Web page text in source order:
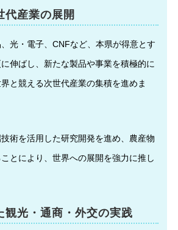
代産業の展開
、光・電子、CNFなど、本県が得意とす
伸ばし、新たな製品や事業を積極的に
と競える次世代産業の集積を進めま
技術を活用した研究開発を進め、農産物
とにより、世界への展開を強力に推し
観光・通商・外交の実践